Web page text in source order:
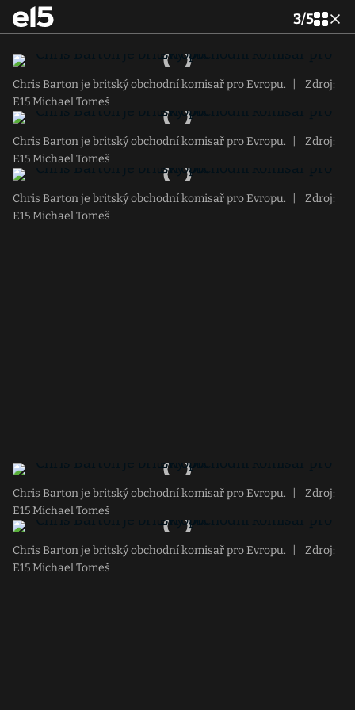
3/5
Chris Barton je britský obchodní komisař pro Evropu.
Zdroj:
E15 Michael Tomeš
Chris Barton je britský obchodní komisař pro Evropu.
Zdroj:
E15 Michael Tomeš
Chris Barton je britský obchodní komisař pro Evropu.
Zdroj:
E15 Michael Tomeš
Chris Barton je britský obchodní komisař pro Evropu.
Zdroj:
E15 Michael Tomeš
Chris Barton je britský obchodní komisař pro Evropu.
Zdroj:
E15 Michael Tomeš